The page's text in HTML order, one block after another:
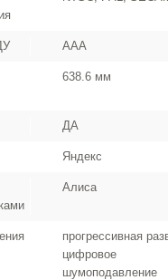
ААА
638.6 мм
ДА
Яндекс
Алиса
прогрессивная
цифровое
шумоподавление